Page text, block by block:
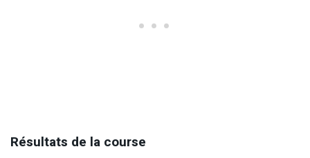
Résultats de la course